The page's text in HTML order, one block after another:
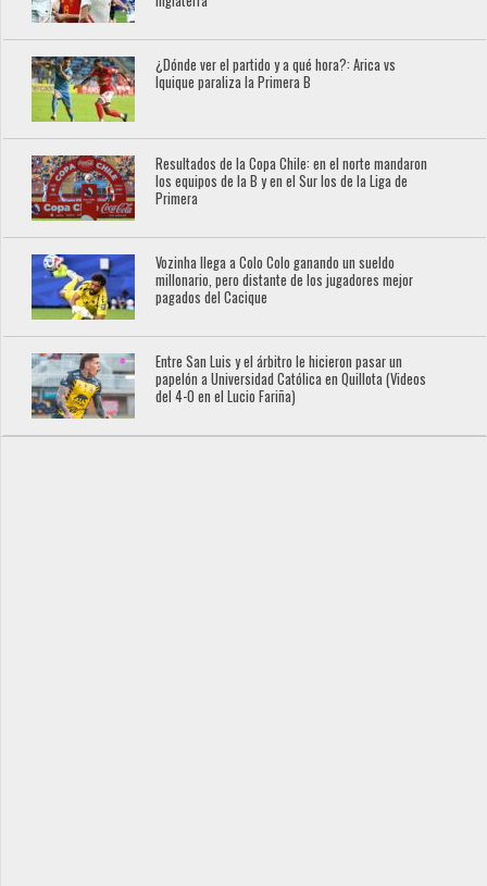
¿Dónde ver el partido y a qué hora?: Arica vs
Iquique paraliza la Primera B
Resultados de la Copa Chile: en el norte mandaron
los equipos de la B y en el Sur los de la Liga de
Primera
Vozinha llega a Colo Colo ganando un sueldo
millonario, pero distante de los jugadores mejor
pagados del Cacique
Entre San Luis y el árbitro le hicieron pasar un
papelón a Universidad Católica en Quillota (Videos
del 4-0 en el Lucio Fariña)